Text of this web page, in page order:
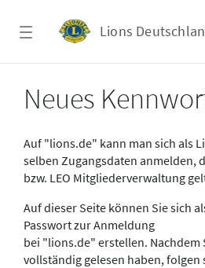
Lions
Neues
Auf "lions.de" kann man sich als
selben Zugangsdaten anmelden,
bzw. LEO Mitgliederverwaltung
Auf dieser Seite können Sie sich
Passwort zur Anmeldung
bei "lions.de" erstellen. Nachdem
vollständig gelesen haben, folgen